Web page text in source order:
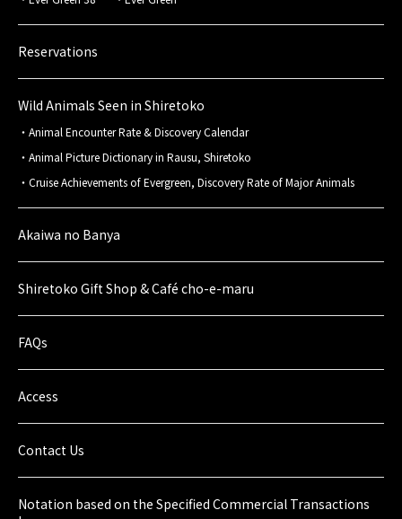
Reservations
Wild Animals Seen in Shiretoko
Animal Encounter Rate & Discovery Calendar
Animal Picture Dictionary in Rausu, Shiretoko
Cruise Achievements of Evergreen, Discovery Rate of Major Animals
Akaiwa no Banya
Shiretoko Gift Shop & Café cho-e-maru
FAQs
Access
Contact Us
Notation based on the Specified Commercial Transactions